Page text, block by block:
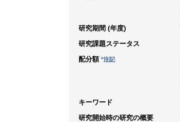
研究期間 (年度)
研究課題ステータス
配分額 *注記
キーワード
研究開始時の研究の概要